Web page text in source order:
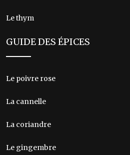
Le thym
GUIDE DES ÉPICES
Le poivre rose
La cannelle
La coriandre
Le gingembre